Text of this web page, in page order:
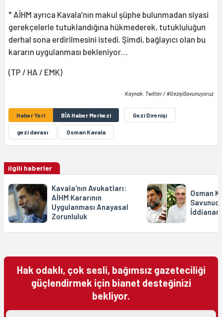
* AİHM ayrıca Kavala’nın makul şüphe bulunmadan siyasi
gerekçelerle tutuklandığına hükmederek, tutukluluğun
derhal sona erdirilmesini istedi. Şimdi, bağlayıcı olan bu
kararın uygulanması bekleniyor…
(TP / HA / EMK)
Kaynak: Twitter / #GeziyiSavunuyoruz
Haber Yeri BİA Haber Merkezi Gezi Direnişi
gezi davası Osman Kavala
ilgili haberler
Kavala'nın Avukatları:
AİHM Kararının
Uygulanması Anayasal
Zorunluluk
Osman
Hak odaklı, çok sesli, bağımsız gazeteciliği
güçlendirmek için bianet desteğinizi
bekliyor.